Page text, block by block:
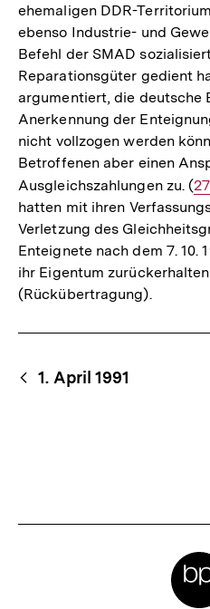
ehemaligen DDR-
ebenso Industrie- und
Befehl der SMAD
Reparationsgüter gedient
argumentiert, die deutsche
Anerkennung der
nicht vollzogen werden
Betroffenen aber einen
Ausgleichszahlungen zu. (
hatten mit ihren
Verletzung des
Enteignete nach dem 7. 10.
ihr Eigentum
(Rückübertragung).
Content-
Navigation
1. April 1991